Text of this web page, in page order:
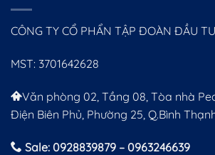
CÔNG TY CỔ PHẨN TẬP ĐOÀN ĐẦU
MST: 3701642628
Văn phòng 02, Tầng 08, Tòa nhà
Điện Biên Phủ, Phường 25, Q.Bình
Sale: 0928839879 – 0963246639